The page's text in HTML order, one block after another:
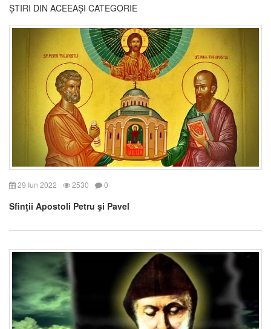
ȘTIRI DIN ACEEAȘI CATEGORIE
29 Iun 2022 2530 0
Sfinţii Apostoli Petru şi Pavel